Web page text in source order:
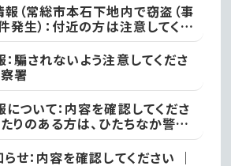
（常総市本石下地内で窃盗（事
発生）：付近の方は注意してくだ
署
騙されないよう注意してくださ
署
ついて：内容を確認してくださ
のある方は、ひたちなか警察
せ：内容を確認してください ｜